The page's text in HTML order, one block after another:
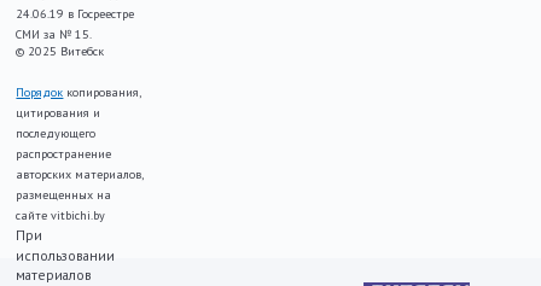
24.06.19 в Госреестре
СМИ за № 15.
© 2025 Витебск
Порядок копирования,
цитирования и
последующего
распространение
авторских материалов,
размещенных на
сайте vitbichi.by
При
использовании
материалов